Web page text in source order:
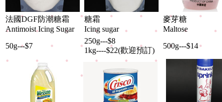
法國DGF防潮糖霜
Antimoist Icing Sugar
糖霜
Icing sugar
麥芽糖
Maltose
50g---$7
250g---$8
1kg----$22(歡迎預訂)
500g---$14